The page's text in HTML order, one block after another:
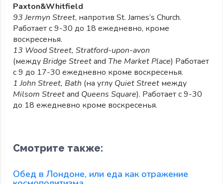
Paxton&Whitfield
93 Jermyn Street, напротив St. James’s Church.
Работает с 9-30 до 18 ежедневно, кроме
воскресенья.
13 Wood Street, Stratford-upon-avon
(между Bridge Streetand The Market Place) Работает
с 9 до 17-30 ежедневно кроме воскресенья.
1 John Street, Bath (на углу Quiet Street между
Milsom Streetand Queens Square). Работает с 9-30
до 18 ежедневно кроме воскресенья.
Смотрите также:
Обед в Лондоне, или еда как отражение